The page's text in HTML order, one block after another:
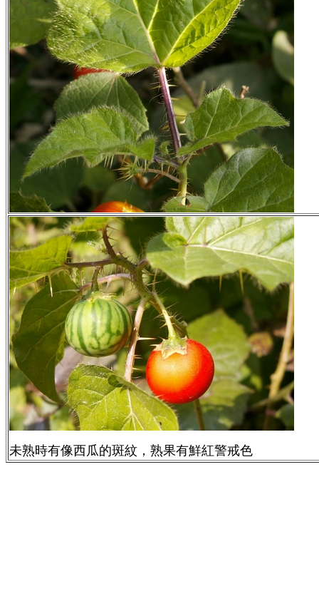
未熟時有像西瓜的斑紋，熟果有鮮紅警戒色